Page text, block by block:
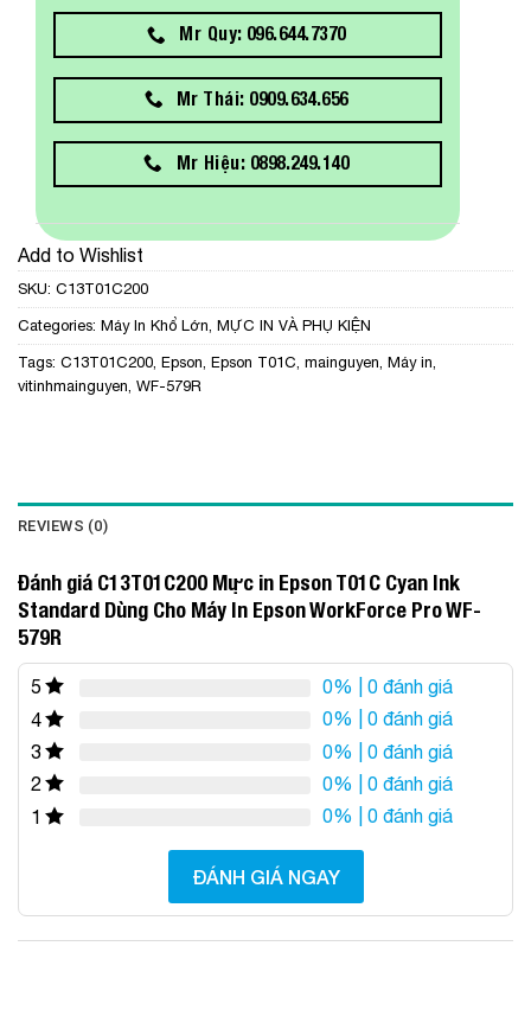
Mr Quy: 096.644.7370
Mr Thái: 0909.634.656
Mr Hiệu: 0898.249.140
Add to Wishlist
SKU: C13T01C200
Categories: Máy In Khổ Lớn, MỰC IN VÀ PHỤ KIỆN
Tags: C13T01C200, Epson, Epson T01C, mainguyen, Máy in,
vitinhmainguyen, WF-579R
REVIEWS (0)
Đánh giá C13T01C200 Mực in Epson T01C Cyan Ink
Standard Dùng Cho Máy In Epson WorkForce Pro WF-
579R
5 0% | 0 đánh giá
4
0% | 0 đánh giá
3
0% | 0 đánh giá
2
0% | 0 đánh giá
1
0% | 0 đánh giá
ĐÁNH GIÁ NGAY